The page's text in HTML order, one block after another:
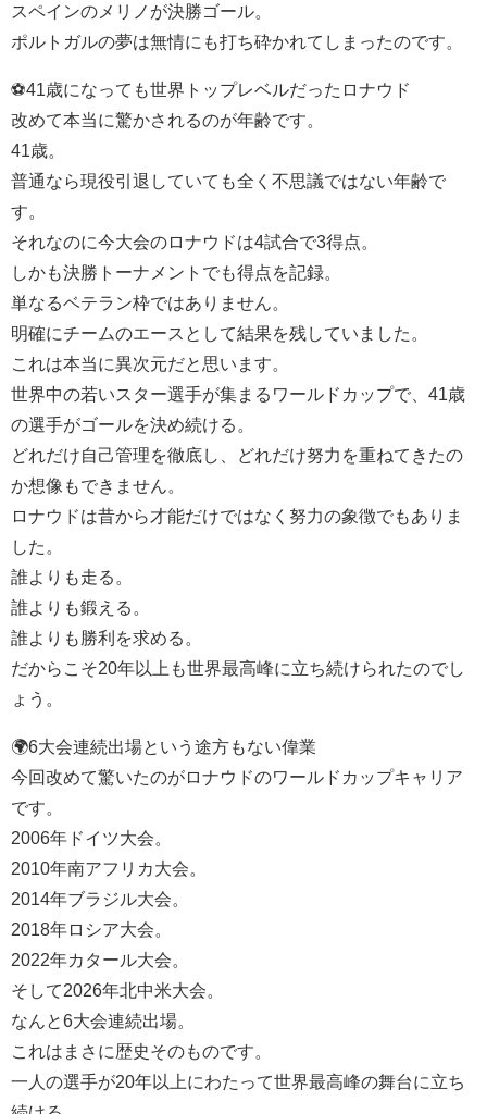
スペインのメリノが決勝ゴール。
ポルトガルの夢は無情にも打ち砕かれてしまったのです。
⚽41歳になっても世界トップレベルだったロナウド
改めて本当に驚かされるのが年齢です。
41歳。
普通なら現役引退していても全く不思議ではない年齢で
す。
それなのに今大会のロナウドは4試合で3得点。
しかも決勝トーナメントでも得点を記録。
単なるベテラン枠ではありません。
明確にチームのエースとして結果を残していました。
これは本当に異次元だと思います。
世界中の若いスター選手が集まるワールドカップで、41歳
の選手がゴールを決め続ける。
どれだけ自己管理を徹底し、どれだけ努力を重ねてきたの
か想像もできません。
ロナウドは昔から才能だけではなく努力の象徴でもありま
した。
誰よりも走る。
誰よりも鍛える。
誰よりも勝利を求める。
だからこそ20年以上も世界最高峰に立ち続けられたのでし
ょう。
🌍6大会連続出場という途方もない偉業
今回改めて驚いたのがロナウドのワールドカップキャリア
です。
2006年ドイツ大会。
2010年南アフリカ大会。
2014年ブラジル大会。
2018年ロシア大会。
2022年カタール大会。
そして2026年北中米大会。
なんと6大会連続出場。
これはまさに歴史そのものです。
一人の選手が20年以上にわたって世界最高峰の舞台に立ち